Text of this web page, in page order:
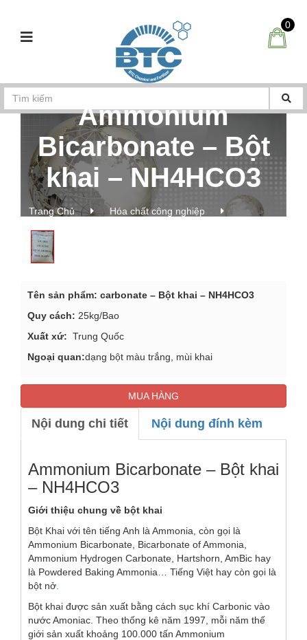
0
Ammonium
Bicarbonate – Bột
khai – NH4HCO3
Trang Chủ
Hóa chất công nghiệp
Ammonium Bicarbonate – Bột khai – NH4HCO3
Tên sản phẩm: carbonate – Bột khai – NH4HCO3
Quy cách: 25kg/Bao
Xuất xứ: Trung Quốc
Ngoại quan:dạng bột màu trắng, mùi khai
MUA HÀNG
Nội dung chi tiết Nội dung đính kèm
Ammonium Bicarbonate – Bột khai
– NH4HCO3
Giới thiệu chung về bột khai
Bột Khai với tên tiếng Anh là Ammonia, còn gọi là
Ammonium Bicarbonate, Bicarbonate of Ammonia,
Ammonium Hydrogen Carbonate, Hartshorn, AmBic hay
là Powdered Baking Ammonia… Tiếng Việt hay còn gọi là
bột nở
Bột khai được sản xuất bằng cách sục khí Carbonic vào
nước Amoniac. Theo thống kê năm 1997, mỗi năm thế
giới sản xuất khoảng 100.000 tấn Ammonium